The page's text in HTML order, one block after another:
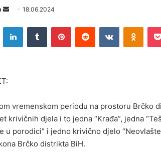
n
d
a
i
l
18.06.2024
vremenskom periodu na prostoru Brčko
krivičnih djela i to jedna “Krađa”, jedna
u porodici” i jedno krivično djelo
Brčko distrikta BiH.